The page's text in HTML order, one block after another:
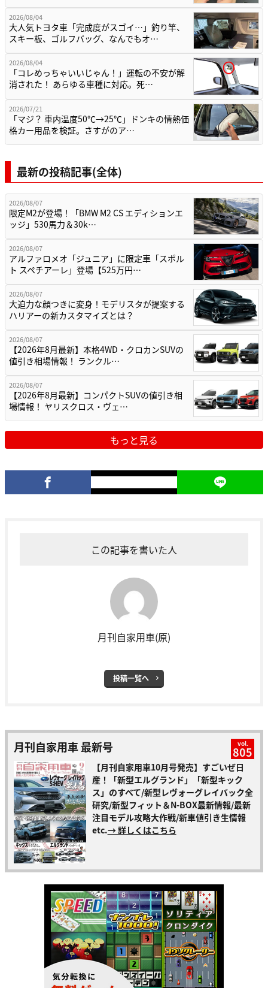
2026/08/04
大人気トヨタ車「完成度がスゴイ…」釣り竿、
スキー板、ゴルフバッグ、なんでもオ…
2026/08/04
「コレめっちゃいいじゃん！」運転の不安が解
消された！ あらゆる車種に対応。死…
2026/07/21
「マジ？ 車内温度50℃→25℃」ドンキの情熱価
格カー用品を検証。さすがのア…
最新の投稿記事(全体)
2026/08/07
限定M2が登場！「BMW M2 CS エディションエ
ッジ」530馬力＆30k…
2026/08/07
アルファロメオ「ジュニア」に限定車「スポル
ト スペチアーレ」登場【525万円…
2026/08/07
大迫力な顔つきに変身！モデリスタが提案する
ハリアーの新カスタマイズとは？
2026/08/07
【2026年8月最新】本格4WD・クロカンSUVの
値引き相場情報！ ランクル…
2026/08/07
【2026年8月最新】コンパクトSUVの値引き相
場情報！ ヤリスクロス・ヴェ…
もっと見る
この記事を書いた人
月刊自家用車(原)
投稿一覧へ
月刊自家用車 最新号 vol.
805
【月刊自家用車10月号発売】すごいぜ日
産！「新型エルグランド」「新型キック
ス」のすべて/新型レヴォーグレイバック全
研究/新型フィット＆N-BOX最新情報/最新
注目モデル攻略大作戦/新車値引き生情報
etc.→ 詳しくはこちら